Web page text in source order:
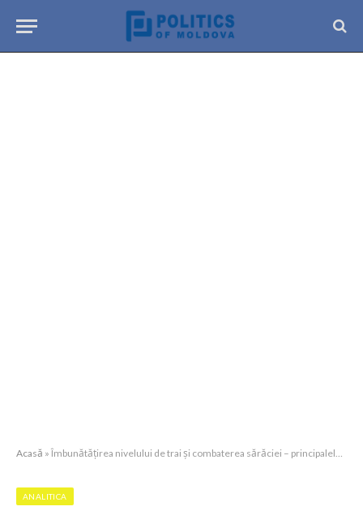
Acasă » Îmbunătățirea nivelului de trai și combaterea sărăciei – principalele subiecte de care trebuie să se ocupe Maia Sandu (SONDAJ)
ANALITICA